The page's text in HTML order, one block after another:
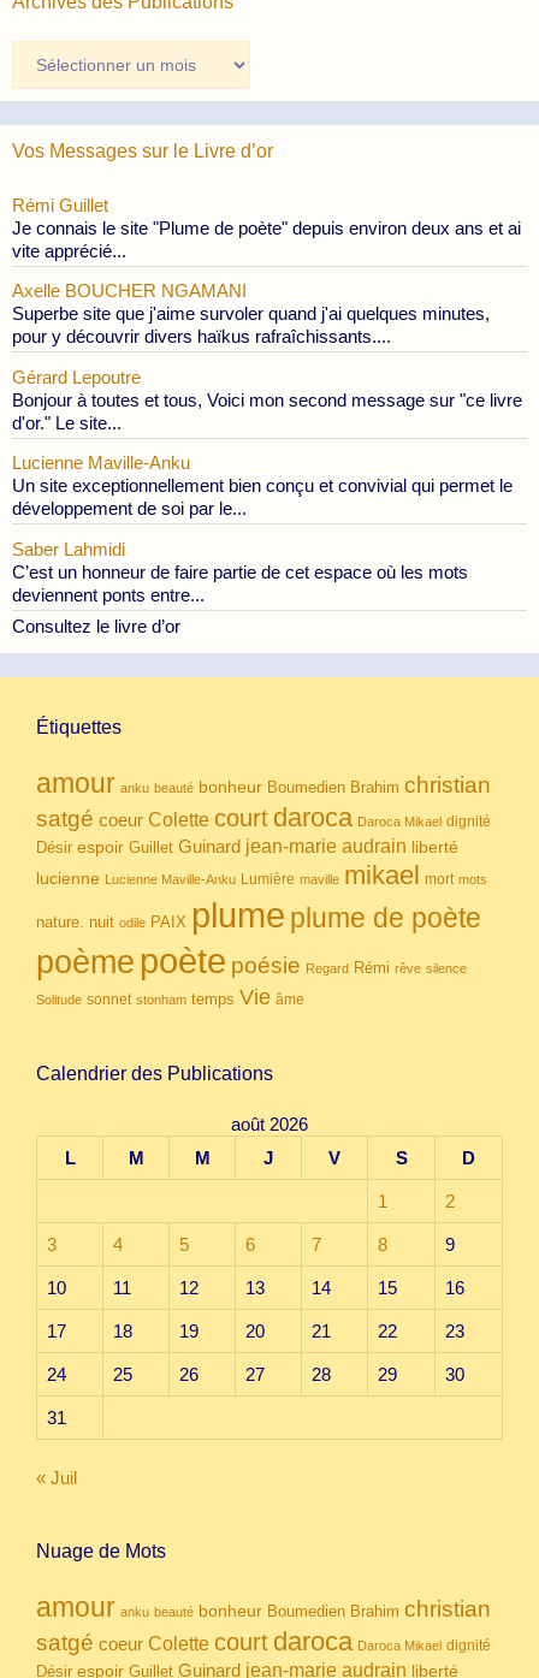
des
Publications
Vos Messages sur le Livre d’or
Rémi Guillet
Je connais le site "Plume de poète" depuis environ deux ans et ai
vite apprécié...
Axelle BOUCHER NGAMANI
Superbe site que j'aime survoler quand j'ai quelques minutes,
pour y découvrir divers haïkus rafraîchissants....
Gérard Lepoutre
Bonjour à toutes et tous, Voici mon second message sur "ce livre
d'or." Le site...
Lucienne Maville-Anku
Un site exceptionnellement bien conçu et convivial qui permet le
développement de soi par le...
Saber Lahmidi
C’est un honneur de faire partie de cet espace où les mots
deviennent ponts entre...
Consultez le livre d’or
Étiquettes
amour anku beauté bonheur Boumedien Brahim christian
satgé coeur Colette court daroca Daroca Mikael dignité
Désir espoir Guillet Guinard jean-marie audrain liberté
lucienne Lucienne Maville-Anku Lumière maville mikael mort mots
nature. nuit odile PAIX plume plume de poète
poème poète poésie Regard Rémi rêve silence
Solitude sonnet stonham temps Vie âme
Calendrier des Publications
août 2026
L
M M J V S D
1 2
3 4 5 6 7 8 9
10 11 12 13 14 15 16
17 18 19 20 21 22 23
24 25 26 27 28 29 30
31
« Juil
Nuage de Mots
amour anku beauté bonheur Boumedien Brahim christian
satgé coeur Colette court daroca Daroca Mikael dignité
Désir espoir Guillet Guinard jean-marie audrain liberté